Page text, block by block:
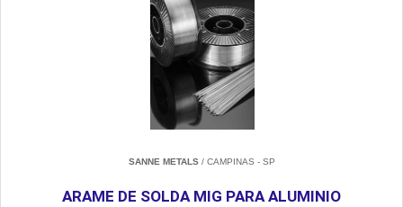
SANNE METALS/ CAMPINAS - SP
ARAME DE SOLDA MIG PARA ALUMINIO